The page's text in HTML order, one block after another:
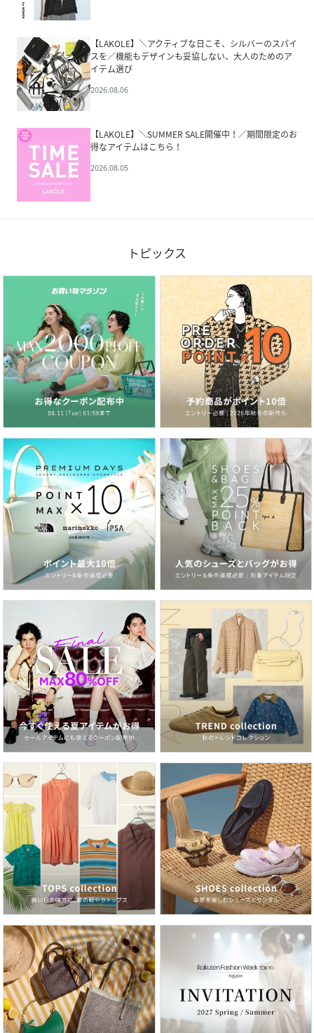
【LAKOLE】＼アクティブな日こそ、シルバーのスパイ
スを／機能もデザインも妥協しない、大人のためのア
イテム選び
2026.08.06
【LAKOLE】＼SUMMER SALE開催中！／期間限定のお
得なアイテムはこちら！
2026.08.05
トピックス